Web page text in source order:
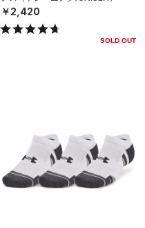
￥2,420
SOLD OUT